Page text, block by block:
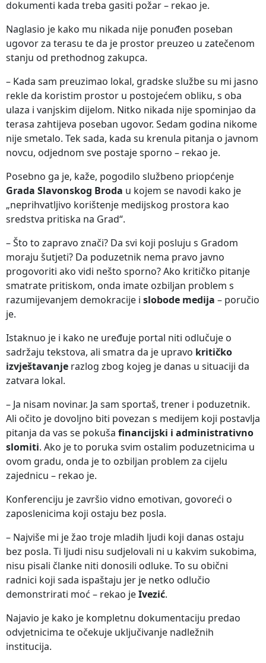
dokumenti kada treba gasiti požar – rekao je.
Naglasio je kako mu nikada nije ponuđen poseban
ugovor za terasu te da je prostor preuzeo u zatečenom
stanju od prethodnog zakupca.
– Kada sam preuzimao lokal, gradske službe su mi jasno
rekle da koristim prostor u postojećem obliku, s oba
ulaza i vanjskim dijelom. Nitko nikada nije spominjao da
terasa zahtijeva poseban ugovor. Sedam godina nikome
nije smetalo. Tek sada, kada su krenula pitanja o javnom
novcu, odjednom sve postaje sporno – rekao je.
Posebno ga je, kaže, pogodilo službeno priopćenje
Grada Slavonskog Broda u kojem se navodi kako je
„neprihvatljivo korištenje medijskog prostora kao
sredstva pritiska na Grad“.
– Što to zapravo znači? Da svi koji posluju s Gradom
moraju šutjeti? Da poduzetnik nema pravo javno
progovoriti ako vidi nešto sporno? Ako kritičko pitanje
smatrate pritiskom, onda imate ozbiljan problem s
razumijevanjem demokracije i slobode medija – poručio
je.
Istaknuo je i kako ne uređuje portal niti odlučuje o
sadržaju tekstova, ali smatra da je upravo kritičko
izvještavanje razlog zbog kojeg je danas u situaciji da
zatvara lokal.
– Ja nisam novinar. Ja sam sportaš, trener i poduzetnik.
Ali očito je dovoljno biti povezan s medijem koji postavlja
pitanja da vas se pokuša financijski i administrativno
slomiti. Ako je to poruka svim ostalim poduzetnicima u
ovom gradu, onda je to ozbiljan problem za cijelu
zajednicu – rekao je.
Konferenciju je završio vidno emotivan, govoreći o
zaposlenicima koji ostaju bez posla.
– Najviše mi je žao troje mladih ljudi koji danas ostaju
bez posla. Ti ljudi nisu sudjelovali ni u kakvim sukobima,
nisu pisali članke niti donosili odluke. To su obični
radnici koji sada ispaštaju jer je netko odlučio
demonstrirati moć – rekao jeIvezić.
Najavio je kako je kompletnu dokumentaciju predao
odvjetnicima te očekuje uključivanje nadležnih
institucija.